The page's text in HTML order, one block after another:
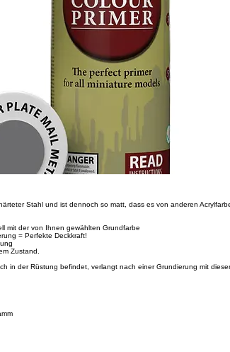
Stahl und ist dennoch so matt, dass es von anderen
mit der von Ihnen gewählten Grundfarbe
= Perfekte Deckkraft!
Zustand.
in der Rüstung befindet, verlangt nach einer Grundierung mit